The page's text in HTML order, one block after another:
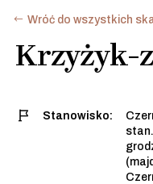
Wróć do wszystkich
Krzyżyk-
Stanowisko: